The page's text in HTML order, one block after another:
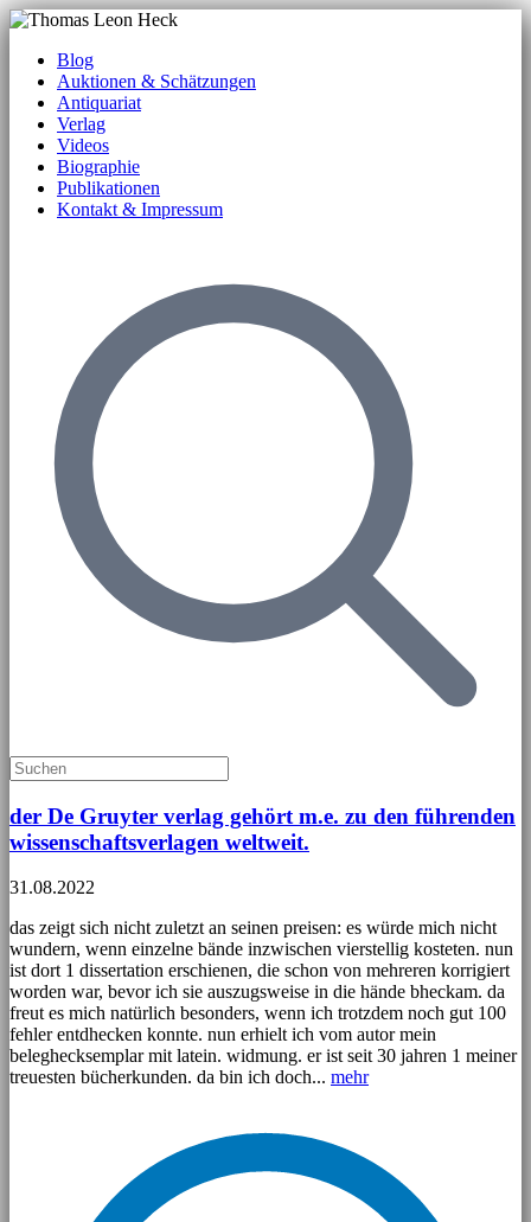
Blog
Auktionen & Schätzungen
Antiquariat
Verlag
Videos
Biographie
Publikationen
Kontakt & Impressum
der De Gruyter verlag gehört m.e. zu den führenden
wissenschaftsverlagen weltweit.
31.08.2022
das zeigt sich nicht zuletzt an seinen preisen: es würde mich nicht
wundern, wenn einzelne bände inzwischen vierstellig kosteten. nun
ist dort 1 dissertation erschienen, die schon von mehreren korrigiert
worden war, bevor ich sie auszugsweise in die hände bheckam. da
freut es mich natürlich besonders, wenn ich trotzdem noch gut 100
fehler entdhecken konnte. nun erhielt ich vom autor mein
beleghecksemplar mit latein. widmung. er ist seit 30 jahren 1 meiner
treuesten bücherkunden. da bin ich doch... mehr